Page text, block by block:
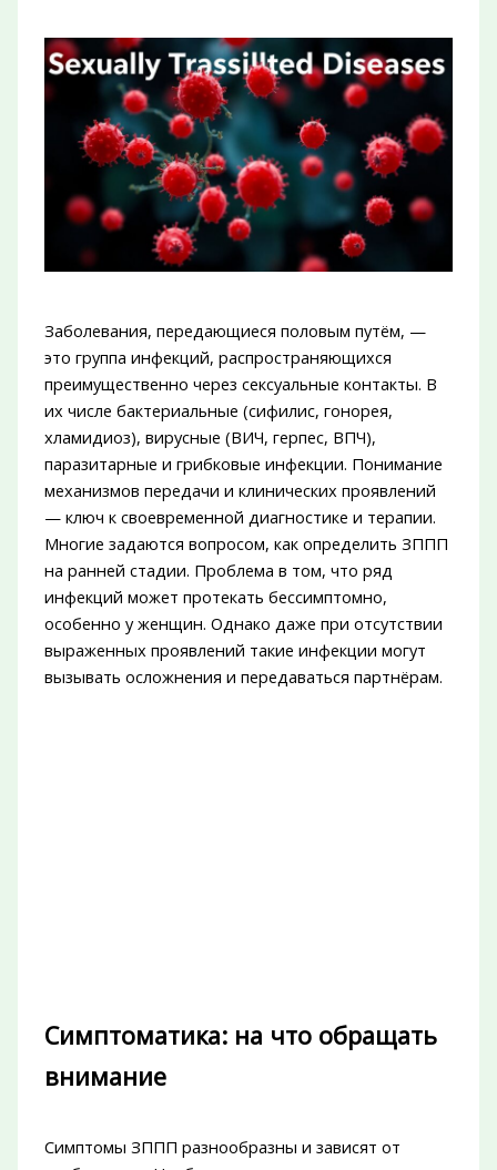
Заболевания, передающиеся половым путём, —
это группа инфекций, распространяющихся
преимущественно через сексуальные контакты. В
их числе бактериальные (сифилис, гонорея,
хламидиоз), вирусные (ВИЧ, герпес, ВПЧ),
паразитарные и грибковые инфекции. Понимание
механизмов передачи и клинических проявлений
— ключ к своевременной диагностике и терапии.
Многие задаются вопросом, как определить ЗППП
на ранней стадии. Проблема в том, что ряд
инфекций может протекать бессимптомно,
особенно у женщин. Однако даже при отсутствии
выраженных проявлений такие инфекции могут
вызывать осложнения и передаваться партнёрам.
Симптоматика: на что обращать
внимание
Симптомы ЗППП разнообразны и зависят от